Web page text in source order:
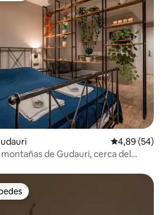
Calificación
4,89 (54)
de Gudauri, cerca del